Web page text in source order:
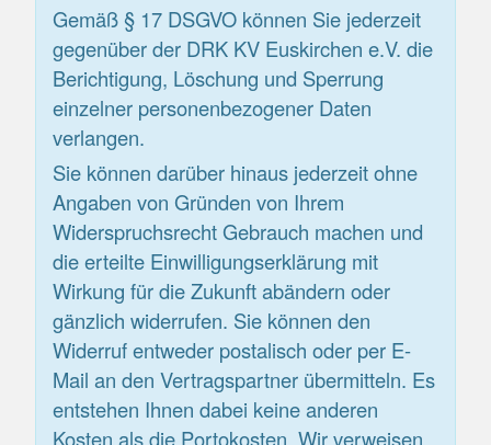
Gemäß § 17 DSGVO können Sie jederzeit
gegenüber der DRK KV Euskirchen e.V. die
Berichtigung, Löschung und Sperrung
einzelner personenbezogener Daten
verlangen.
Sie können darüber hinaus jederzeit ohne
Angaben von Gründen von Ihrem
Widerspruchsrecht Gebrauch machen und
die erteilte Einwilligungserklärung mit
Wirkung für die Zukunft abändern oder
gänzlich widerrufen. Sie können den
Widerruf entweder postalisch oder per E-
Mail an den Vertragspartner übermitteln. Es
entstehen Ihnen dabei keine anderen
Kosten als die Portokosten. Wir verweisen